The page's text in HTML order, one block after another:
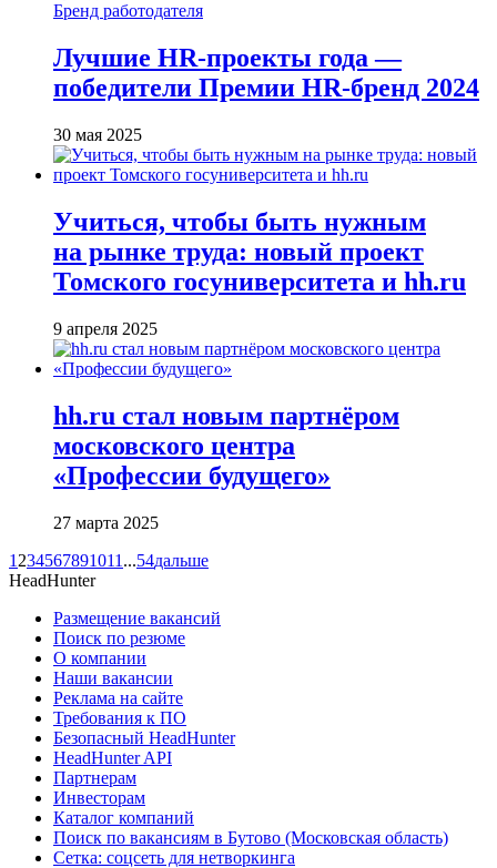
Бренд работодателя
Лучшие HR-проекты года —
победители Премии HR-бренд 2024
30 мая 2025
Учиться, чтобы быть нужным
на рынке труда: новый проект
Томского госуниверситета и hh.ru
9 апреля 2025
hh.ru стал новым партнёром
московского центра
«Профессии будущего»
27 марта 2025
1 234567891011 ...54дальше
HeadHunter
Размещение вакансий
Поиск по резюме
О компании
Наши вакансии
Реклама на сайте
Требования к ПО
Безопасный HeadHunter
HeadHunter API
Партнерам
Инвесторам
Каталог компаний
Поиск по вакансиям в Бутово (Московская область)
Сетка: соцсеть для нетворкинга